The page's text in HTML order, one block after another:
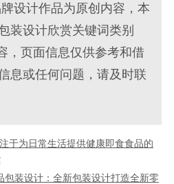
设计作品为原创内容，本
装设计欣赏关键词类别
，页面信息仅供参考和借
息或任何问题，请及时联
于为日常生活提供健康即食食品的
包装设计：全新包装设计打造全新零